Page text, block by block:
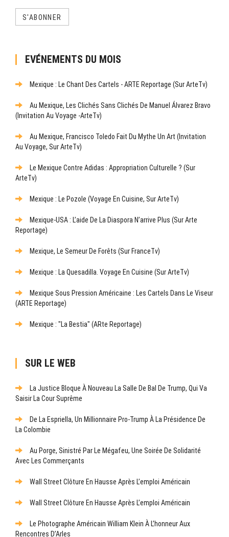
S'ABONNER
EVÉNEMENTS DU MOIS
Mexique : Le Chant Des Cartels - ARTE Reportage (sur ArteTv)
Au Mexique, Les Clichés Sans Clichés De Manuel Álvarez Bravo
(Invitation Au Voyage -ArteTv)
Au Mexique, Francisco Toledo Fait Du Mythe Un Art (Invitation
Au Voyage, Sur ArteTv)
Le Mexique Contre Adidas : Appropriation Culturelle ? (sur
ArteTv)
Mexique : Le Pozole (Voyage En Cuisine, Sur ArteTv)
Mexique-USA : L’aide De La Diaspora N’arrive Plus (sur Arte
Reportage)
Mexique, Le Semeur De Forêts (sur FranceTv)
Mexique : La Quesadilla. Voyage En Cuisine (sur ArteTv)
Mexique Sous Pression Américaine : Les Cartels Dans Le Viseur
(ARTE Reportage)
Mexique : "La Bestia" (ARte Reportage)
SUR LE WEB
La Justice Bloque À Nouveau La Salle De Bal De Trump, Qui Va
Saisir La Cour Suprême
De La Espriella, Un Millionnaire Pro-Trump À La Présidence De
La Colombie
Au Porge, Sinistré Par Le Mégafeu, Une Soirée De Solidarité
Avec Les Commerçants
Wall Street Clôture En Hausse Après L’emploi Américain
Wall Street Clôture En Hausse Après L’emploi Américain
Le Photographe Américain William Klein À L’honneur Aux
Rencontres D’Arles